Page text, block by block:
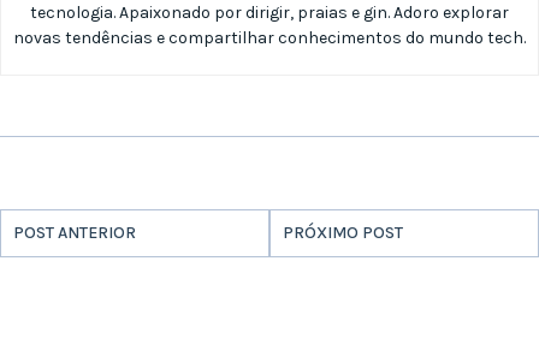
tecnologia. Apaixonado por dirigir, praias e gin. Adoro explorar
novas tendências e compartilhar conhecimentos do mundo tech.
POST ANTERIOR PRÓXIMO POST